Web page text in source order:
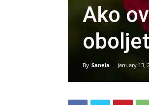
Ako
By Sanela - January 13,